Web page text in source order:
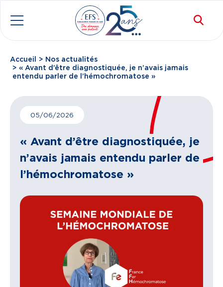
Aller au contenu principal
Fil d'Ariane
Accueil
Nos actualités
« Avant d’être diagnostiquée, je n’avais jamais
entendu parler de l’hémochromatose »
05/06/2026
« Avant d’être diagnostiquée, je
n’avais jamais entendu parler de
l’hémochromatose »